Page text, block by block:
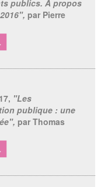
publics. A propos
par Pierre
"Les
publique : une
par Thomas